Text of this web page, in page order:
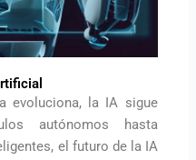
evoluciona, la IA sigue
autónomos hasta
el futuro de la IA